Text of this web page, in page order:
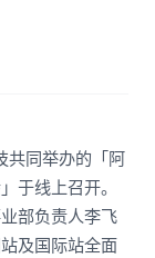
共同举办的「阿
于线上召开。
部负责人李飞
及国际站全面